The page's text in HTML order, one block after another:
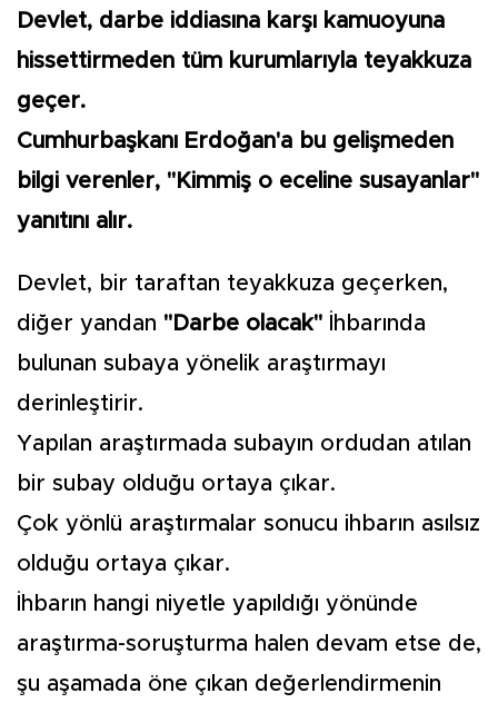
Devlet, darbe iddiasına karşı kamuoyuna
hissettirmeden tüm kurumlarıyla teyakkuza
geçer.
Cumhurbaşkanı Erdoğan'a bu gelişmeden
bilgi verenler, "Kimmiş o eceline susayanlar"
yanıtını alır.
Devlet, bir taraftan teyakkuza geçerken,
diğer yandan "Darbe olacak"
İhbarında
bulunan subaya yönelik araştırmayı
derinleştirir.
Yapılan araştırmada subayın ordudan atılan
bir subay olduğu ortaya çıkar.
Çok yönlü araştırmalar sonucu ihbarın asılsız
olduğu ortaya çıkar.
İhbarın hangi niyetle yapıldığı yönünde
araştırma-soruşturma halen devam etse de,
şu aşamada öne çıkan değerlendirmenin